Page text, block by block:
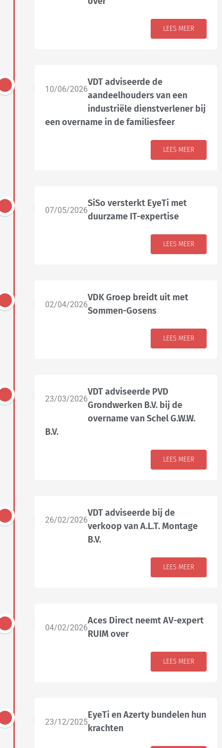
LEES MEER
10/06/2026
VDT adviseerde de
aandeelhouders van een
industriële dienstverlener bij
een overname in de familiesfeer
LEES MEER
07/05/2026
SiSo versterkt EyeTi met
duurzame IT-expertise
LEES MEER
02/04/2026
VDK Groep breidt uit met
Sommen-Gosens
LEES MEER
23/03/2026
VDT adviseerde PVD
Grondwerken B.V. bij de
overname van Schel G.W.W.
B.V.
LEES MEER
26/02/2026
VDT adviseerde bij de
verkoop van A.L.T. Montage
B.V.
LEES MEER
04/02/2026
Aces Direct neemt AV-expert
RUIM over
LEES MEER
23/12/2025
EyeTi en Azerty bundelen hun
krachten